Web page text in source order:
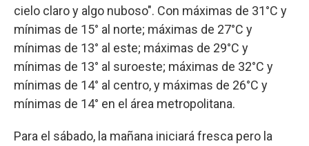
cielo claro y algo nuboso". Con máximas de 31°C y
mínimas de 15° al norte; máximas de 27°C y
mínimas de 13° al este; máximas de 29°C y
mínimas de 13° al suroeste; máximas de 32°C y
mínimas de 14° al centro, y máximas de 26°C y
mínimas de 14° en el área metropolitana.
Para el sábado, la mañana iniciará fresca pero la